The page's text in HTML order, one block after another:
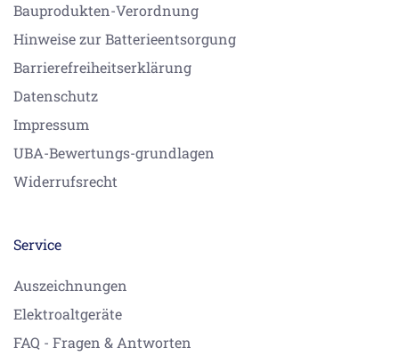
Bauprodukten-Verordnung
Hinweise zur Batterieentsorgung
Barrierefreiheitserklärung
Datenschutz
Impressum
UBA-Bewertungs-grundlagen
Widerrufsrecht
Service
Auszeichnungen
Elektroaltgeräte
FAQ - Fragen & Antworten